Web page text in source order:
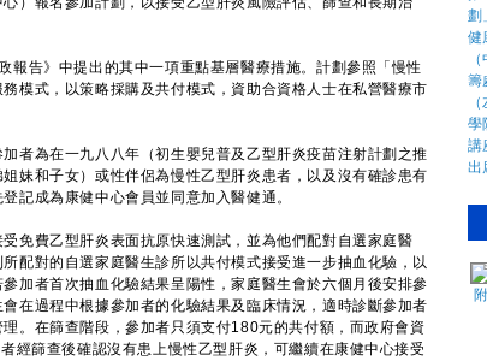
告》中提出的其中一項重點基層醫療措施。計劃參照「慢性
模式，以策略採購及共付模式，資助合資格人士在私營醫療市
為在一九八八年（初生嬰兒普及乙型肝炎疫苗注射計劃之推
妹和子女）或性伴侶為慢性乙型肝炎患者，以及沒有確診患有
記成為康健中心會員並同意加入醫健通。
費乙型肝炎表面抗原快速測試，並為他們配對自選家庭醫
配對的自選家庭醫生診所以共付模式接受進一步抽血化驗，以
加者首次抽血化驗結果呈陽性，家庭醫生會於六個月後安排參
在過程中根據參加者的化驗結果及臨床情況，適時診斷參加者
。在篩查階段，參加者只須支付180元的共付額，而政府會資
經篩查後確認沒有患上慢性乙型肝炎，可繼續在康健中心接受